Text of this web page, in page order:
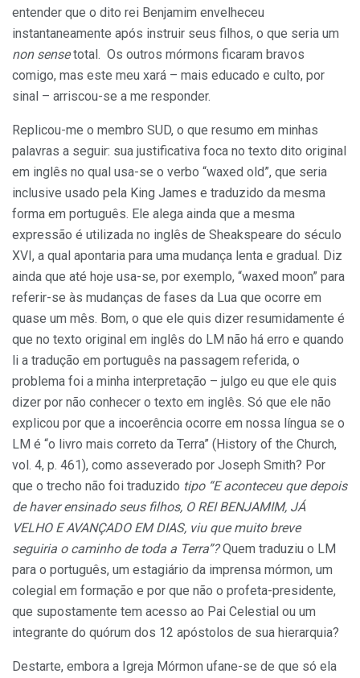
entender que o dito rei Benjamim envelheceu
instantaneamente após instruir seus filhos, o que seria um
non sensetotal. Os outros mórmons ficaram bravos
comigo, mas este meu xará – mais educado e culto, por
sinal – arriscou-se a me responder.
Replicou-me o membro SUD, o que resumo em minhas
palavras a seguir: sua justificativa foca no texto dito original
em inglês no qual usa-se o verbo “waxed old”, que seria
inclusive usado pela King James e traduzido da mesma
forma em português. Ele alega ainda que a mesma
expressão é utilizada no inglês de Sheakspeare do século
XVI, a qual apontaria para uma mudança lenta e gradual. Diz
ainda que até hoje usa-se, por exemplo, “waxed moon” para
referir-se às mudanças de fases da Lua que ocorre em
quase um mês. Bom, o que ele quis dizer resumidamente é
que no texto original em inglês do LM não há erro e quando
li a tradução em português na passagem referida, o
problema foi a minha interpretação – julgo eu que ele quis
dizer por não conhecer o texto em inglês. Só que ele não
explicou por que a incoerência ocorre em nossa língua se o
LM é “o livro mais correto da Terra” (History of the Church,
vol. 4, p. 461), como asseverado por Joseph Smith? Por
que o trecho não foi traduzido tipo “E aconteceu que depois
de haver ensinado seus filhos, O REI BENJAMIM, JÁ
VELHO E AVANÇADO EM DIAS, viu que muito breve
seguiria o caminho de toda a Terra”?Quem traduziu o LM
para o português, um estagiário da imprensa mórmon, um
colegial em formação e por que não o profeta-presidente,
que supostamente tem acesso ao Pai Celestial ou um
integrante do quórum dos 12 apóstolos de sua hierarquia?
Destarte, embora a Igreja Mórmon ufane-se de que só ela